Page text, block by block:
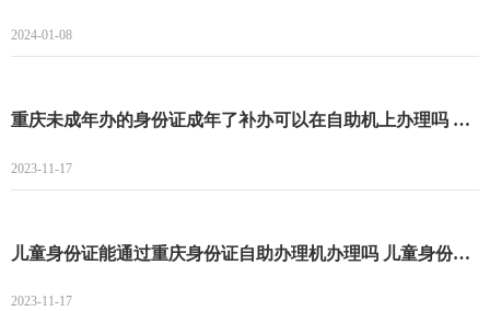
2024-01-08
重庆未成年办的身份证成年了补办可以在自助机上办理吗 重庆未成年办的身份证成年了补办能不能在自助机上办理
2023-11-17
儿童身份证能通过重庆身份证自助办理机办理吗 儿童身份证能不能通过重庆身份证自助办理机办理
2023-11-17